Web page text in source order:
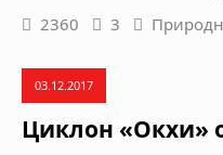
2360 3
03.12.2017
Циклон «Окхи»